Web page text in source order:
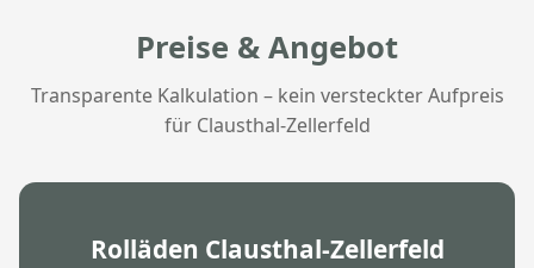
Preise & Angebot
Transparente Kalkulation – kein versteckter Aufpreis
für Clausthal-Zellerfeld
Rolläden Clausthal-Zellerfeld